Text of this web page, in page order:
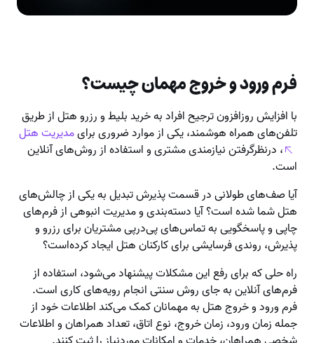
فرم ورود و خروج مهمان چیست؟
با افزایش روزافزون ترجیح افراد به خرید بلیط و رزرو هتل از طریق
تلفن‌های همراه هوشمند، یکی از موارد ضروری برایمدیریت هتل
، درنظرگرفتن نیازمندی مشتری و استفاده از روش‌های آنلاین
است.
آیا صف‌های طولانی در قسمت پذیرش تبدیل به یکی از چالش‌های
هتل شما شده است؟ آیا دسته‌بندی و مدیریت انبوهی از فرم‌های
چاپی و پاسخگویی به تماس‌های پی‌درپی مشتریان برای رزرو و
پذیرش، روندی فرسایشی برای کارکنان هتل ایجاد کرده‌است؟
راه حلی که برای رفع این مشکلات پیشنهاد می‌شود، استفاده از
فرم‌های آنلاین به جای روش سنتی انجام رویه‌های کاری است.
فرم ورود و خروج هتل به مهمانان کمک می‌کند اطلاعات خود از
جمله زمان ورود، زمان خروج، نوع اتاق، تعداد همراهان و اطلاعات